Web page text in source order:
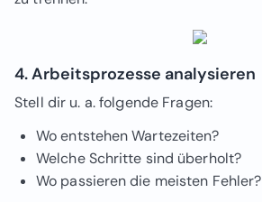
4. Arbeitsprozesse analysieren
Stell dir u. a. folgende Fragen:
Wo entstehen Wartezeiten?
Welche Schritte sind überholt?
Wo passieren die meisten Fehler?